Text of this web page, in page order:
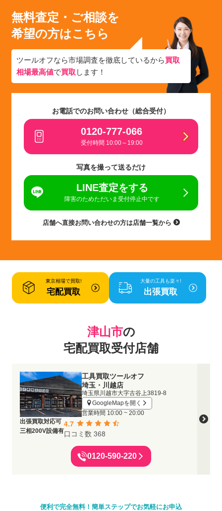
無料査定・ご相談を
希望の方はこちら
ツールオフなら市場調査を徹底しているから買取
相場最高値で買取 します！
お電話でのお問い合わせ（総合受付）
0120-777-066
受付時間 10:00～19:00
写真を撮って送るだけ
LINE査定をする
障害のためただいま受付停止中です
店舗へ直接お問い合わせの方は店舗一覧から
東京相場で買取!
宅配買取
大量の工具も楽々!
出張買取
津山市の
宅配買取受付店舗
工具買取ツールオフ
埼玉・川越店
埼玉県川越市大字古谷上3819-8
GoogleMapを開く
営業時間 10:00 ~ 20:00
出張買取対応可
三相200V設備有
4.7
口コミ数 368
0120-590-220
便利で完全無料！簡単ステップでお気軽にお申込